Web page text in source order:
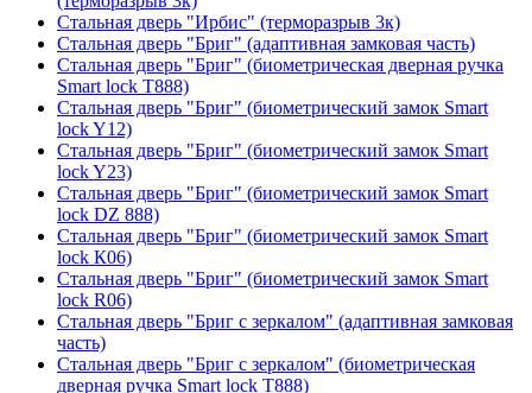
Стальная дверь "Ирбис" (терморазрыв 3к)
Стальная дверь "Бриг" (адаптивная замковая часть)
Стальная дверь "Бриг" (биометрическая дверная ручка
Smart lock T888)
Стальная дверь "Бриг" (биометрический замок Smart
lock Y12)
Стальная дверь "Бриг" (биометрический замок Smart
lock Y23)
Стальная дверь "Бриг" (биометрический замок Smart
lock DZ 888)
Стальная дверь "Бриг" (биометрический замок Smart
lock К06)
Стальная дверь "Бриг" (биометрический замок Smart
lock R06)
Стальная дверь "Бриг с зеркалом" (адаптивная замковая
часть)
Стальная дверь "Бриг с зеркалом" (биометрическая
дверная ручка Smart lock T888)